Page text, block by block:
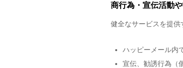
商行為・宣伝活動
健全なサービスを提供
ハッピーメール内
宣伝、勧誘行為（